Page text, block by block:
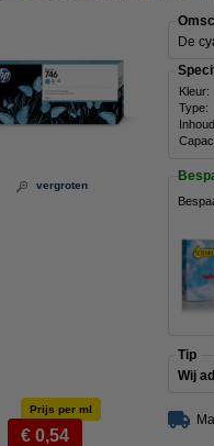
vergroten
De
Kleur:
Type:
Tip
Wij
Prijs per ml
€ 0,54